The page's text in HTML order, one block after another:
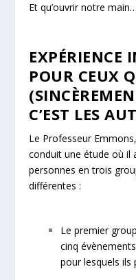
Et qu’ouvrir notre
EXPÉRIENCE
POUR CEUX
C’EST LES
Le Professeur
conduit une étude où il
personnes en trois
différentes :
Le premier
cinq
pour lesquels ils